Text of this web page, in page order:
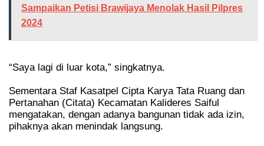
Sampaikan Petisi Brawijaya Menolak Hasil Pilpres
2024
“Saya lagi di luar kota,” singkatnya.
Sementara Staf Kasatpel Cipta Karya Tata Ruang dan
Pertanahan (Citata) Kecamatan Kalideres Saiful
mengatakan, dengan adanya bangunan tidak ada izin,
pihaknya akan menindak langsung.